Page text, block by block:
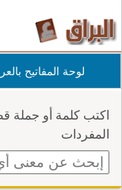
لوحة المفاتيح
اكتب كلمة أو جملة
المفردات